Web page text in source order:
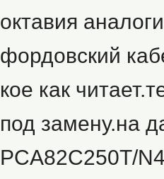
октавия
фордовский
кое как
под замену.на
PCA82C250T/